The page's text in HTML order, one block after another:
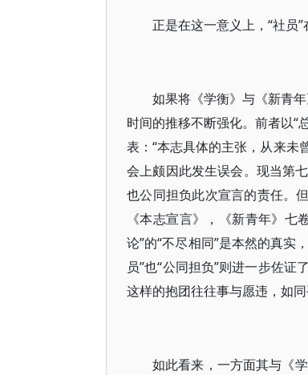
正是在这一意义上，“社员”
如果将《学衡》与《新青
时间的推移不断强化。前者以“
表：“本志具体的主张，从来未
会上颇因此发生误会。现当第
也公同担负此次宣言的责任。
《本志宣言》，《新青年》
论”的“不尽相同”是本然的真实
员”也“公同担负”则进一步佐
这样的抱团往往事与愿违，如
如此看来，一方面其与《